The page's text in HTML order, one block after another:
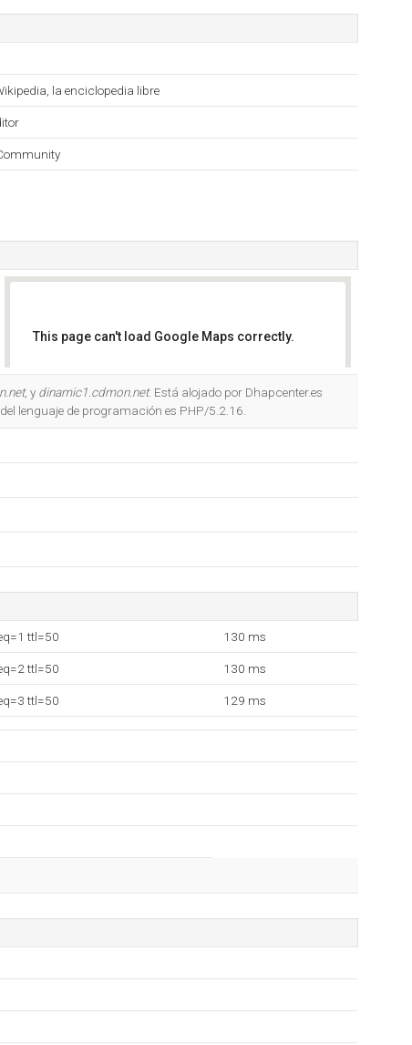
la enciclopedia libre
This page can't load Google Maps correctly.
, y dinamic1.cdmon.net. Está alojado por Dhapcenter.es
lenguaje de programación es PHP/5.2.16.
ttl=50 130 ms
ttl=50 130 ms
ttl=50 129 ms